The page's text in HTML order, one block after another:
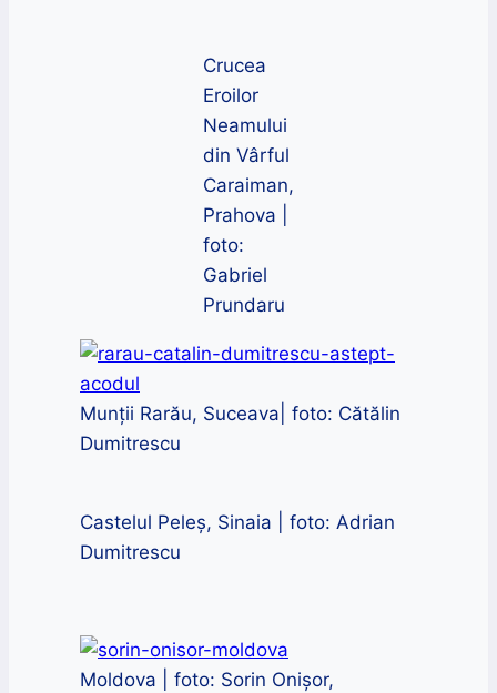
Crucea
Eroilor
Neamului
din Vârful
Caraiman,
Prahova |
foto:
Gabriel
Prundaru
Munții Rarău, Suceava| foto: Cătălin
Dumitrescu
Castelul Peleș, Sinaia | foto: Adrian
Dumitrescu
Moldova | foto: Sorin Onișor,